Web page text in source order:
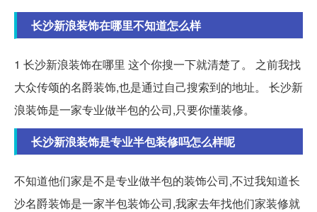
长沙新浪装饰在哪里不知道怎么样
1 长沙新浪装饰在哪里 这个你搜一下就清楚了。 之前我找
大众传颂的名爵装饰,也是通过自己搜索到的地址。 长沙新
浪装饰是一家专业做半包的公司,只要你懂装修。
长沙新浪装饰是专业半包装修吗怎么样呢
不知道他们家是不是专业做半包的装饰公司,不过我知道长
沙名爵装饰是一家半包装饰公司,我家去年找他们家装修就